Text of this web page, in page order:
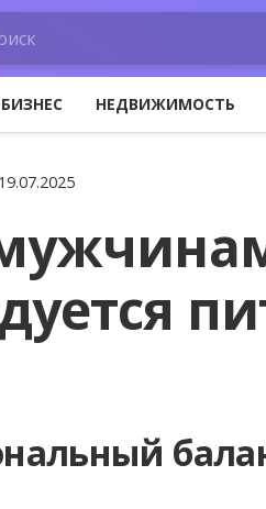
БИЗНЕС НЕДВИЖИМОСТЬ
19.07.2025